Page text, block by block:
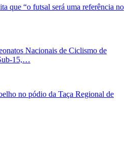
que “o futsal será uma referência no
Nacionais de Ciclismo de
15,…
no pódio da Taça Regional de